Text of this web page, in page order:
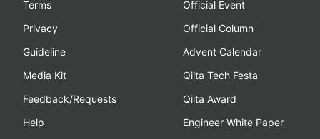
Terms
Privacy
Guideline
Media Kit
Feedback/Requests
Help
Official Event
Official Column
Advent Calendar
Qiita Tech Festa
Qiita Award
Engineer White Paper